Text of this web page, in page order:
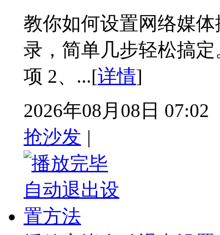
教你如何设置网络媒
录，简单几步轻松搞
项 2、...[详情]
2026年08月08日 07:02
抢沙发 |